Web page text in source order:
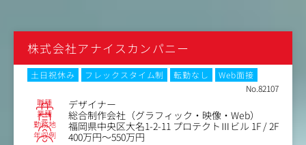
●プロジェクトやタスクを期限内、予算内で、最高品質で
納品すること。
●新しいスキルを習得し、デザインや技術の進展に常に目
を向けること。業界の最前線に立つためのベストプラクテ
ィスを提唱し、適用すること。
●日本国内外の最新トレンドや今後の文化的な動向を把握
すること。
●チームをリードし、知識を共有しながら、同僚や中堅・
若手デザイナーを指導・育成すること。
株式会社アナイスカンパニー
土日祝休み フレックスタイム制 転勤なし
Web面接
No.82107
職種 デザイナー
業種 総合制作会社（グラフィック・映像・Web）
勤務地 福岡県中央区大名1-2-11 プロテクトⅢビル 1F / 2F
年収例
400万円～550万円